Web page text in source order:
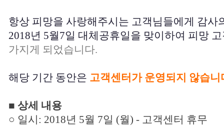
항상 피망을 사랑해주시는 고객님들에게 감사
2018년 5월7일 대체공휴일을 맞이하여 피망
가지게 되었습니다.
해당 기간 동안은 고객센터가 운영되지 않습니
■ 상세 내용
○ 일시: 2018년 5월 7일 (월) - 고객센터 휴무